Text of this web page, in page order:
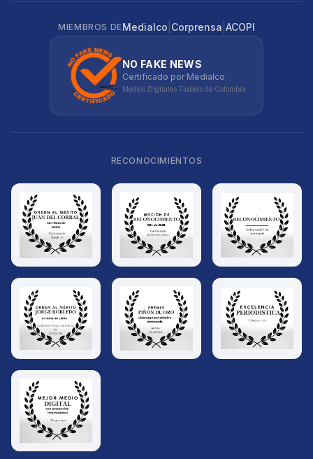
MIEMBROS DEMedialco Corprensa ACOPI
NO FAKE NEWS
Certificado por Medialco
Medios Digitales Fiables de Colombia
RECONOCIMIENTOS